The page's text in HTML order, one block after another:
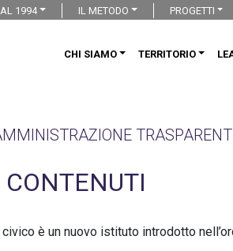
1994 IL METODO PROGETTI
CHI SIAMO TERRITORIO
CONTENUTI
civico è un nuovo istituto introdotto